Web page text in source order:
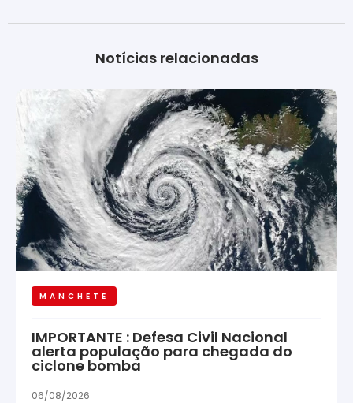
Notícias relacionadas
MANCHETE
IMPORTANTE : Defesa Civil Nacional
alerta população para chegada do
ciclone bomba
06/08/2026